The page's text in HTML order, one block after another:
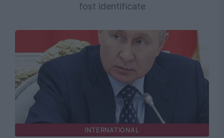
fost identificate
INTERNATIONAL